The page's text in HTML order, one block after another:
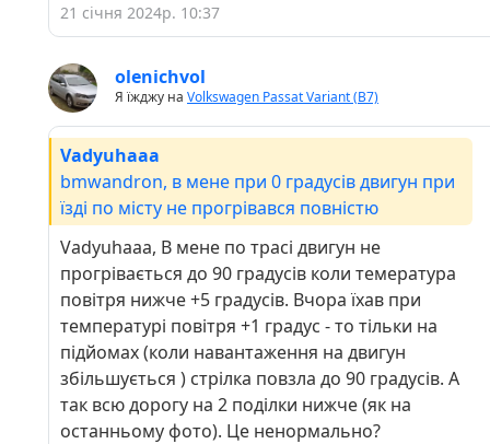
21 січня 2024р. 10:37
olenichvol
Я їжджу на Volkswagen Passat Variant (B7)
Vadyuhaaa
bmwandron, в мене при 0 градусів двигун при
їзді по місту не прогрівався повністю
Vadyuhaaa, В мене по трасі двигун не
прогрівається до 90 градусів коли темература
повітря нижче +5 градусів. Вчора їхав при
температурі повітря +1 градус - то тільки на
підйомах (коли навантаження на двигун
збільшується ) стрілка повзла до 90 градусів. А
так всю дорогу на 2 поділки нижче (як на
останньому фото). Це ненормально?